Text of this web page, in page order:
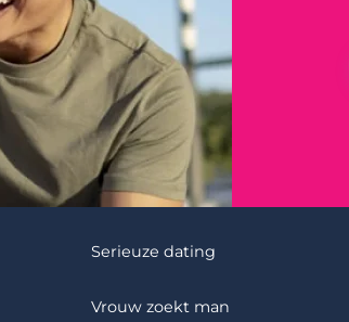
Serieuze dating
Vrouw zoekt man